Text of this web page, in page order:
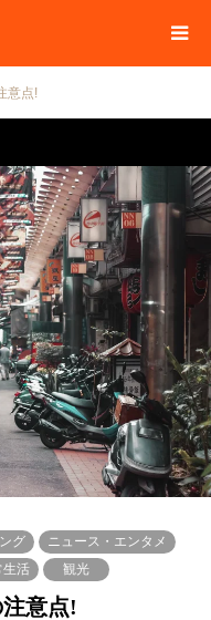
意点!
グ
ニュース・エンタメ
生活 観光
意点!